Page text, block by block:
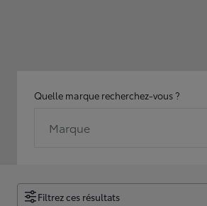
Quelle marque recherchez-vous ?
Marque
Filtrez ces résultats